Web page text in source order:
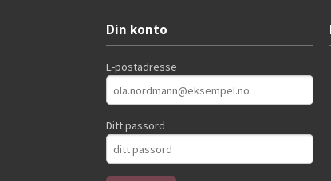
Din konto
E-postadresse
Ditt passord